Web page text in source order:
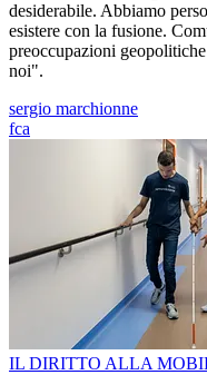
desiderabile. Abbiamo
esistere con la fusione.
preoccupazioni
noi".
sergio marchionne
fca
IL DIRITTO ALLA